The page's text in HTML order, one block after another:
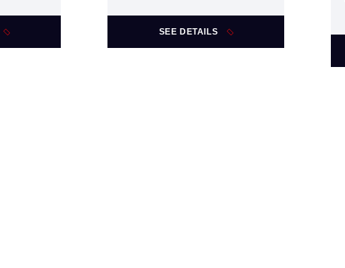
SEE DETAILS